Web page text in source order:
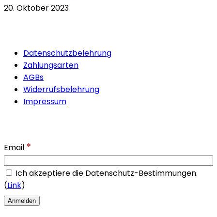
20. Oktober 2023
Datenschutzbelehrung
Zahlungsarten
AGBs
Widerrufsbelehrung
Impressum
Email *
Ich akzeptiere die Datenschutz-Bestimmungen.
(Link)